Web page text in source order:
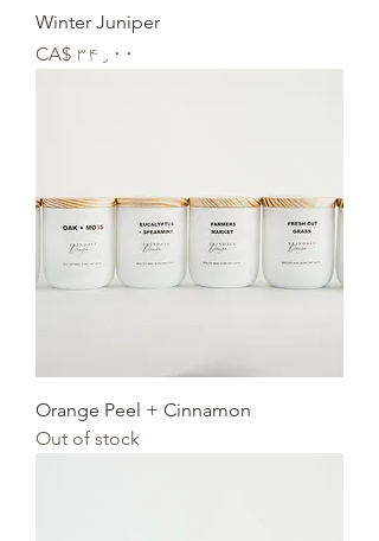
Winter Juniper
Price
CA$ ۳۴٫۰۰
Orange Peel + Cinnamon
Out of stock